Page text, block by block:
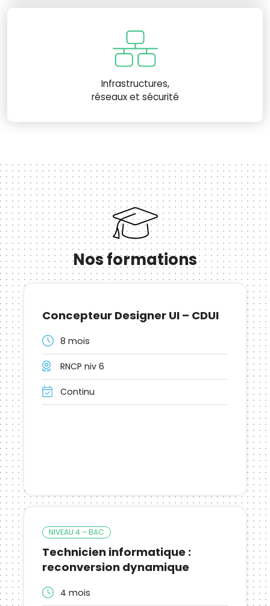
Infrastructures,
réseaux et sécurité
Nos formations
Concepteur Designer UI – CDUI
8 mois
RNCP niv 6
Continu
NIVEAU 4 – BAC
Technicien informatique :
reconversion dynamique
4 mois